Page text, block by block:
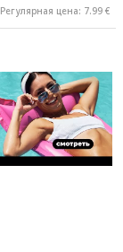
Регулярная цена: 7.99 €